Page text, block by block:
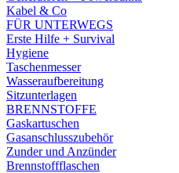
Kabel & Co
FÜR UNTERWEGS
Erste Hilfe + Survival
Hygiene
Taschenmesser
Wasseraufbereitung
Sitzunterlagen
BRENNSTOFFE
Gaskartuschen
Gasanschlusszubehör
Zunder und Anzünder
Brennstoffflaschen